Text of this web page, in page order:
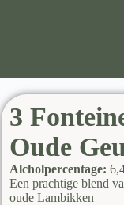
3
Oude
Alcholpercentage:
Een prachtige blend
oude Lambikken